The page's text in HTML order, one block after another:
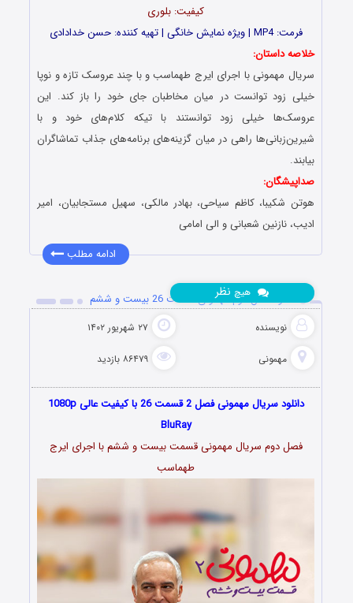
کیفیت: بلوری
فرمت: MP4 | ویژه نمایش خانگی | تهیه کننده: حسن خدادادی
خلاصه داستان:
سریال مهمونی با اجرای ایرج طهماسب و با چند عروسک تازه و نوپا
خیلی زود توانست در میان مخاطبان جای خود را باز کند. این
عروسک‌ها خیلی زود توانستند با تیکه کلام‌های خود و با
شیرین‌زبانی‌ها راهی در میان گزینه‌های برنامه‌های جذاب تماشاگران
بیابند.
صداپیشگان:
هوتن شکیبا، کاظم سیاحى، بهادر مالکى، سهیل مستجابیان، امیر
ادیب، نازنین شعبانى و الی امامی
ادامه مطلب
دانلود فصل دوم مهمونی قسمت 26 بیست و ششم
نویسنده ۲۷ شهریور ۱۴۰۲
مهمونی ۸۶۴۷۹ بازدید
هیچ نظر
دانلود سریال مهمونی فصل 2 قسمت 26 با کیفیت عالی 1080p
BluRay
فصل دوم سریال مهمونی قسمت بیست و ششم با اجرای ایرج
طهماسب